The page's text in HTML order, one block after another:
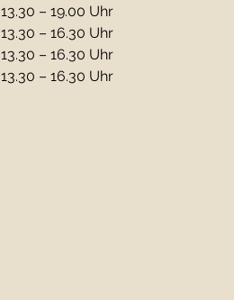
13.30 – 19.00 Uhr
13.30 – 16.30 Uhr
13.30 – 16.30 Uhr
13.30 – 16.30 Uhr